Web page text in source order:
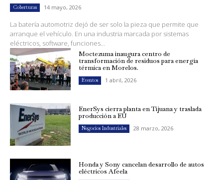
Coberturas 14 mayo, 2026
La batería automotriz dejó de ser solo la pieza que permite que
arranque el vehículo. En una industria marcada por sistemas
eléctricos, software, funciones...
Moctezuma inaugura centro de
transformación de residuos para energía
térmica en Morelos.
Eventos 1 abril, 2026
EnerSys cierra planta en Tijuana y traslada
producción a EU
Negocios Industriales 28 marzo, 2026
Honda y Sony cancelan desarrollo de autos
eléctricos Afeela